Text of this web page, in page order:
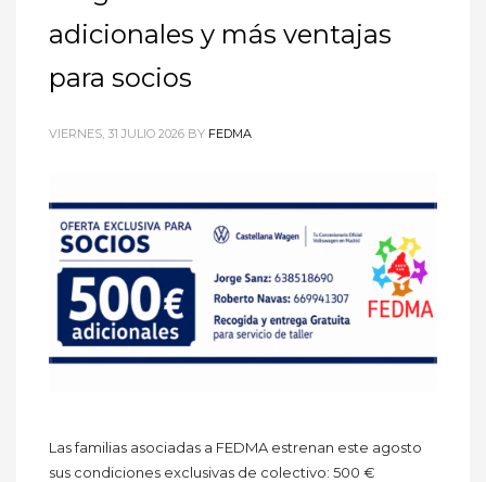
adicionales y más ventajas
para socios
VIERNES, 31 JULIO 2026 BY FEDMA
Las familias asociadas a FEDMA estrenan este agosto
sus condiciones exclusivas de colectivo: 500 €